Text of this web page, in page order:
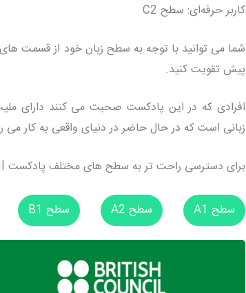
کاربر حرفه‌ای: سطح C2
شما می توانید با توجه به سطح زبان خود از قسمت
پیش تقویت کنید.
افرادی که در این پادکست صحبت می کنند دارای
زبانی است که در حال حاضر در دنیای واقعی به کار می
برای دسترسی راحت تر به سطح های مختلف پادکست British Council روی عنوان‌های زیر کلیک کنید:
سطح A1 سطح A2 سطح B1